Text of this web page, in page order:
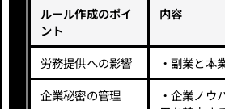
ルール作成のポイ
ント
内容
労務提供への影響
・副業と本
企業秘密の管理
・企業ノウ